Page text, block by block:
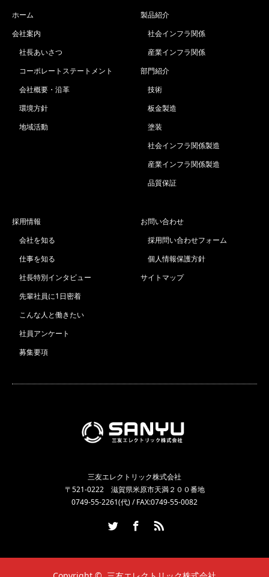
ホーム
会社案内
社長あいさつ
コーポレートステートメント
会社概要・沿革
環境方針
地域活動
製品紹介
社会インフラ関係
産業インフラ関係
部門紹介
技術
板金製造
塗装
社会インフラ関係製造
産業インフラ関係製造
品質保証
採用情報
会社を知る
仕事を知る
社長特別インタビュー
先輩社員に1日密着
こんな人と働きたい
社員アンケート
募集要項
お問い合わせ
採用問い合わせフォーム
個人情報保護方針
サイトマップ
三友エレクトリック株式会社
〒521-0222 滋賀県米原市天満２００番地
0749-55-2261(代) / FAX:0749-55-0082